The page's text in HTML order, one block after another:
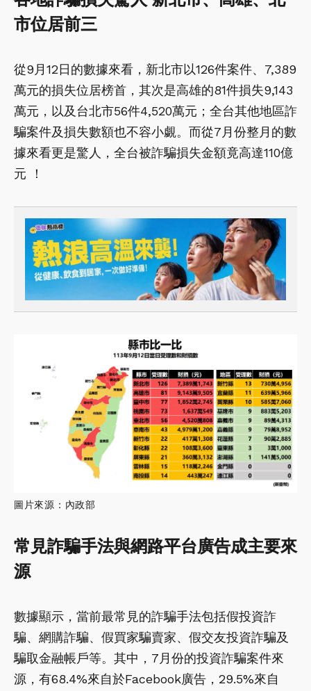
市位居前三
從9月12日的數據來看，新北市以126件案件、7,389
萬元的損失位居榜首，其次是高雄的81件損失9,143
萬元，以及台北市56件4,520萬元；全台其他地區詐
騙案件及損失數額也不容小覷。而從7月份整月的數
據來看更是驚人，全台被詐騙損失金額竟高達110億
元 ！
圖片來源：內政部
常見詐騙手法與網路平台廣告成主要來
源
數據顯示，當前最常見的詐騙手法包括假投資詐
騙、網購詐騙、假買家騙賣家、假交友投資詐騙及
騙取金融帳戶等。其中，7月份的投資詐騙案件來
源，有68.4%來自於Facebook廣告，29.5%來自